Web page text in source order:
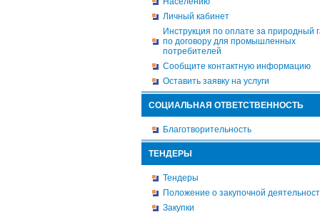
Личный кабинет
Инструкция по оплате за природный
по договору для промышленных
потребителей
Сообщите контактную информацию
Оставить заявку на услуги
СОЦИАЛЬНАЯ ОТВЕТСТВЕННОСТЬ
Благотворительность
ТЕНДЕРЫ
Тендеры
Положение о закупочной
Закупки